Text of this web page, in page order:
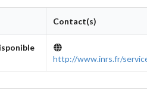
Contact(s)
http://www.inrs.fr/